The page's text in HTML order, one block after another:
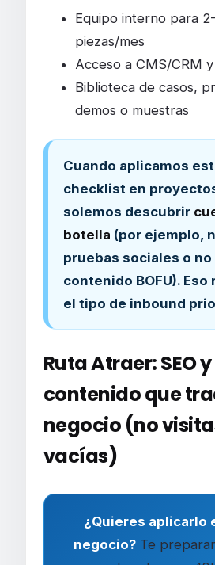
Equipo interno para
piezas/mes
Acceso a CMS/CRM
Biblioteca de casos,
demos o muestras
Cuando aplicamos
checklist en
solemos descubrir
botella (por ejemplo,
pruebas sociales o
contenido BOFU).
el tipo de inbound
RutaAtraer: SEO y
contenido que
negocio (no
vacías)
¿Quieres aplicarlo
negocio? Te